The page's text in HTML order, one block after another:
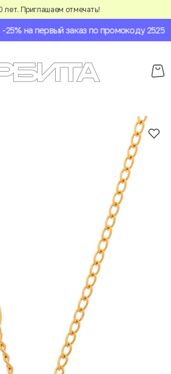
лет. Приглашаем отмечать!
-25% на первый заказ по промокоду 2525